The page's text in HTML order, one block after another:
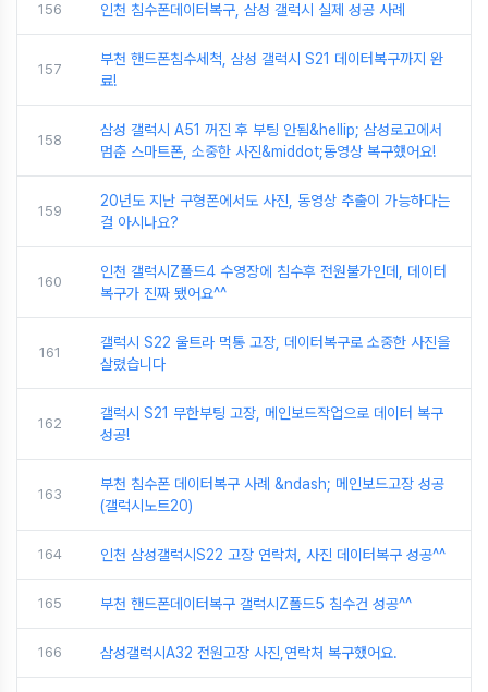
156 인천 침수폰데이터복구, 삼성 갤럭시 실제 성공 사례
157
부천 핸드폰침수세척, 삼성 갤럭시 S21 데이터복구까지 완
료!
158
삼성 갤럭시 A51 꺼진 후 부팅 안됨&hellip; 삼성로고에서
멈춘 스마트폰, 소중한 사진&middot;동영상 복구했어요!
159
20년도 지난 구형폰에서도 사진, 동영상 추출이 가능하다는
걸 아시나요?
160
인천 갤럭시Z폴드4 수영장에 침수후 전원불가인데, 데이터
복구가 진짜 됐어요^^
161
갤럭시 S22 울트라 먹통 고장, 데이터복구로 소중한 사진을
살렸습니다
162
갤럭시 S21 무한부팅 고장, 메인보드작업으로 데이터 복구
성공!
163
부천 침수폰 데이터복구 사례 &ndash; 메인보드고장 성공
(갤럭시노트20)
164 인천 삼성갤럭시S22 고장 연락처, 사진 데이터복구 성공^^
165 부천 핸드폰데이터복구 갤럭시Z폴드5 침수건 성공^^
166 삼성갤럭시A32 전원고장 사진,연락처 복구했어요.